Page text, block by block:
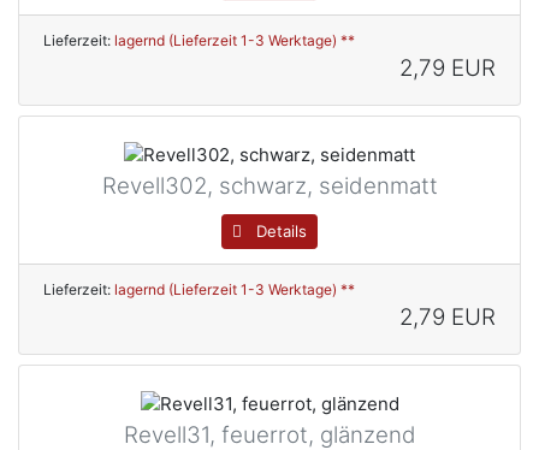
Lieferzeit: lagernd (Lieferzeit 1-3 Werktage) **
2,79 EUR
Revell302, schwarz, seidenmatt
Details
Lieferzeit: lagernd (Lieferzeit 1-3 Werktage) **
2,79 EUR
Revell31, feuerrot, glänzend